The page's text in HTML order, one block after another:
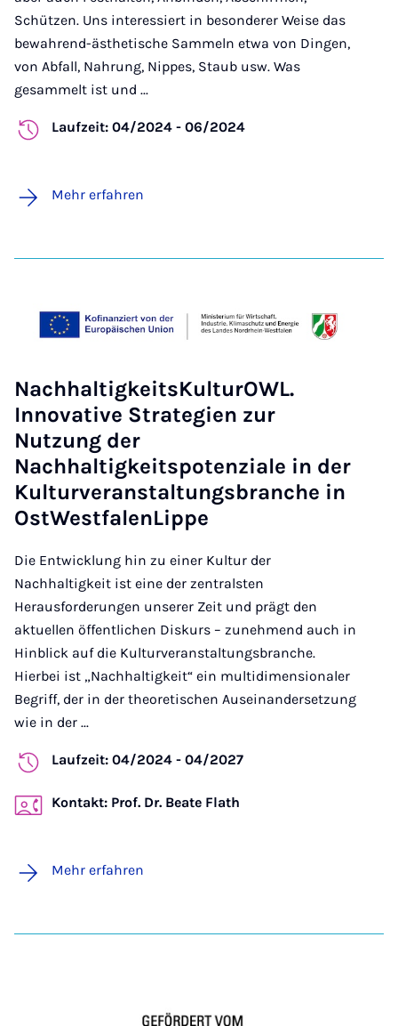
Schützen. Uns interessiert in besonderer Weise das
bewahrend-ästhetische Sammeln etwa von Dingen,
von Abfall, Nahrung, Nippes, Staub usw. Was
gesammelt ist und ...
Laufzeit: 04/2024 - 06/2024
Mehr erfahren
NachhaltigkeitsKulturOWL.
Innovative Strategien zur
Nutzung der
Nachhaltigkeitspotenziale in der
Kulturveranstaltungsbranche in
OstWestfalenLippe
Die Entwicklung hin zu einer Kultur der
Nachhaltigkeit ist eine der zentralsten
Herausforderungen unserer Zeit und prägt den
aktuellen öffentlichen Diskurs – zunehmend auch in
Hinblick auf die Kulturveranstaltungsbranche.
Hierbei ist „Nachhaltigkeit“ ein multidimensionaler
Begriff, der in der theoretischen Auseinandersetzung
wie in der ...
Laufzeit: 04/2024 - 04/2027
Kontakt: Prof. Dr. Beate Flath
Mehr erfahren